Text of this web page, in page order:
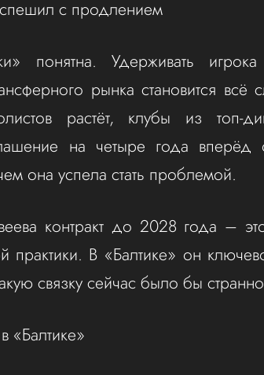
с продлением
понятна. Удерживать
рынка становится
растёт, клубы из топ-
на четыре года вперёд
она успела стать проблемой.
контракт до 2028 года –
практики. В «Балтике» он
связку сейчас было бы
«Балтике»